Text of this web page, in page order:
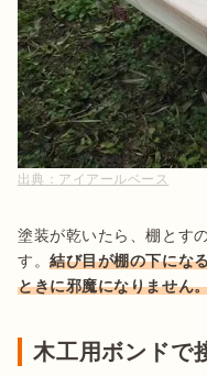
出典： アイアールベース
塗装が乾いたら、棚とす
す。結び目が棚の下にな
木工用ボンドで